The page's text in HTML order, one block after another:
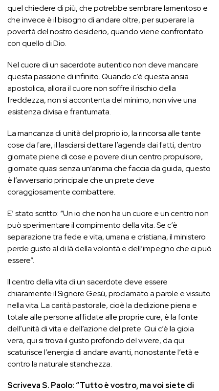
quel chiedere di più, che potrebbe sembrare lamentoso e
che invece è il bisogno di andare oltre, per superare la
povertà del nostro desiderio, quando viene confrontato
con quello di Dio.
Nel cuore di un sacerdote autentico non deve mancare
questa passione di infinito. Quando c’è questa ansia
apostolica, allora il cuore non soffre il rischio della
freddezza, non si accontenta del minimo, non vive una
esistenza divisa e frantumata.
La mancanza di unità del proprio io, la rincorsa alle tante
cose da fare, il lasciarsi dettare l’agenda dai fatti, dentro
giornate piene di cose e povere di un centro propulsore,
giornate quasi senza un’anima che faccia da guida, questo
è l’avversario principale che un prete deve
coraggiosamente combattere.
E’ stato scritto: “Un io che non ha un cuore e un centro non
può sperimentare il compimento della vita. Se c’è
separazione tra fede e vita, umana e cristiana, il ministero
perde gusto al di là della volontà e dell’impegno che ci può
essere”.
Il centro della vita di un sacerdote deve essere
chiaramente il Signore Gesù, proclamato a parole e vissuto
nella vita. La carità pastorale, cioè la dedizione piena e
totale alle persone affidate alle proprie cure, è la fonte
dell’unità di vita e dell’azione del prete. Qui c’è la gioia
vera, qui si trova il gusto profondo del vivere, da qui
scaturisce l’energia di andare avanti, nonostante l’età e
contro la naturale stanchezza.
Scriveva S. Paolo: “Tutto è vostro, ma voi siete di